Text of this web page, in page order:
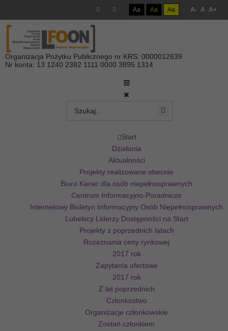
Aa Aa Aa A- A A+
Organizacja Pożytku Publicznego nr KRS: 0000012639
Nr konta: 13 1240 2382 1111 0000 3895 1314
Start
Działania
Aktualności
Projekty realizowane obecnie
Biuro Karier dla osób niepełnosprawnych
Centrum Informacyjno-Poradnicze
Internetowy Biuletyn Informacyjny Osób Niepełnosprawnych
Lubelscy Liderzy Dostępności na Start
Projekty z poprzednich latach
Rozeznania ceny rynkowej
2017 rok
Zapytania ofertowe
2017 rok
Z lat poprzednich
Członkostwo
Organizacje członkowskie
Zostań członkiem